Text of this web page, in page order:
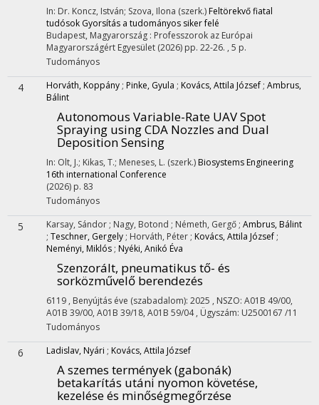
In: Dr. Koncz, István; Szova, Ilona (szerk.) Feltörekvő fiatal
tudósok Gyorsítás a tudományos siker felé
Budapest, Magyarország : Professzorok az Európai
Magyarországért Egyesület (2026) pp. 22-26. , 5 p.
Tudományos
4 Horváth, Koppány ; Pinke, Gyula ; Kovács, Attila József ; Ambrus,
Bálint
Autonomous Variable-Rate UAV Spot
Spraying using CDA Nozzles and Dual
Deposition Sensing
In: Olt, J.; Kikas, T.; Meneses, L. (szerk.) Biosystems Engineering
16th international Conference
(2026) p. 83
Tudományos
5 Karsay, Sándor ; Nagy, Botond ; Németh, Gergő ; Ambrus, Bálint
; Teschner, Gergely ; Horváth, Péter ; Kovács, Attila József ;
Neményi, Miklós ; Nyéki, Anikó Éva
Szenzorált, pneumatikus tő- és
sorközművelő berendezés
6119 , Benyújtás éve (szabadalom): 2025 , NSZO: A01B 49/00,
A01B 39/00, A01B 39/18, A01B 59/04, Ügyszám: U2500167 /11
Tudományos
6 Ladislav, Nyári ; Kovács, Attila József
A szemes termények (gabonák)
betakarítás utáni nyomon követése,
kezelése és minőségmegőrzése